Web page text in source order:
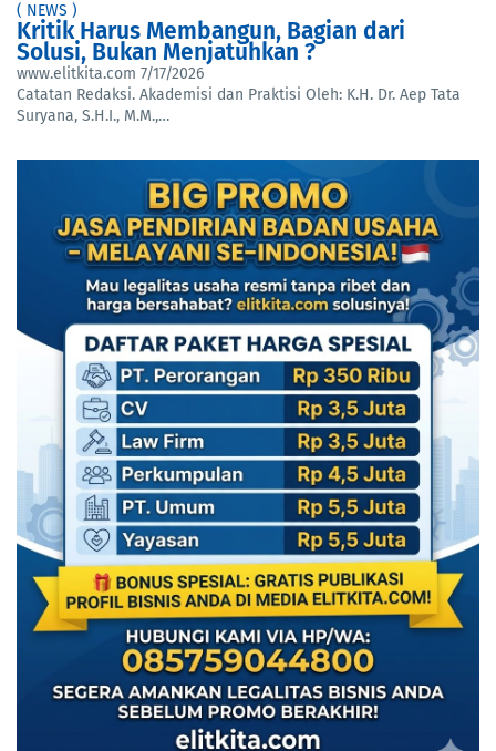
( NEWS )
Kritik Harus Membangun, Bagian dari
Solusi, Bukan Menjatuhkan ?
www.elitkita.com 7/17/2026
Catatan Redaksi. Akademisi dan Praktisi Oleh: K.H. Dr. Aep Tata
Suryana, S.H.I., M.M.,…